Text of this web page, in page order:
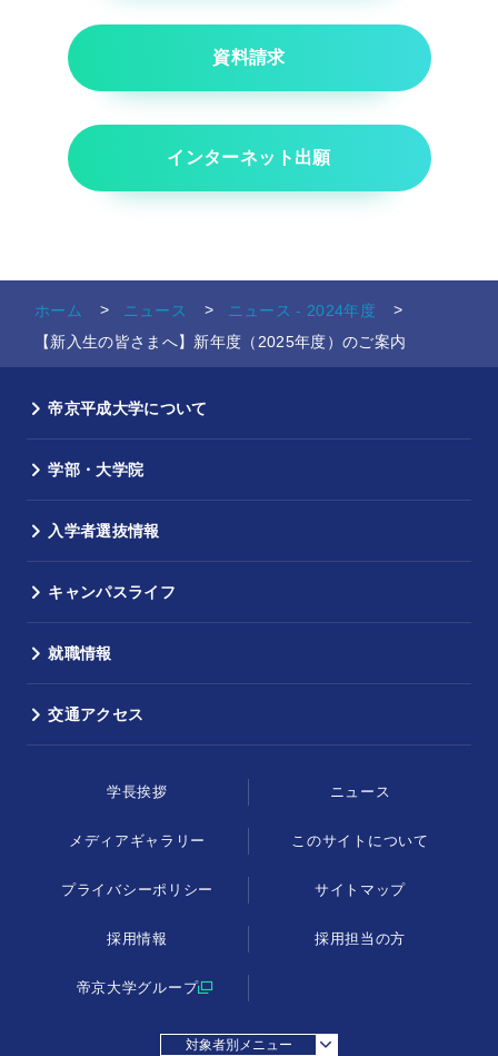
資料請求
インターネット出願
ホーム ニュース
ニュース - 2024年度
【新入生の皆さまへ】新年度（2025年度）のご案内
帝京平成大学について
学部・大学院
入学者選抜情報
キャンパスライフ
就職情報
交通アクセス
学長挨拶 ニュース
メディアギャラリー このサイトについて
プライバシーポリシー サイトマップ
採用情報 採用担当の方
帝京大学グループ
対象者別メニュー
採用担当の方